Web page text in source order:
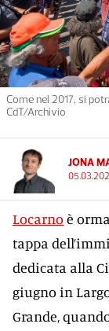
Come nel 2017, si
CdT/Archivio
JONA
Locarno è
tappa
dedicata alla
giugno in
Grande,